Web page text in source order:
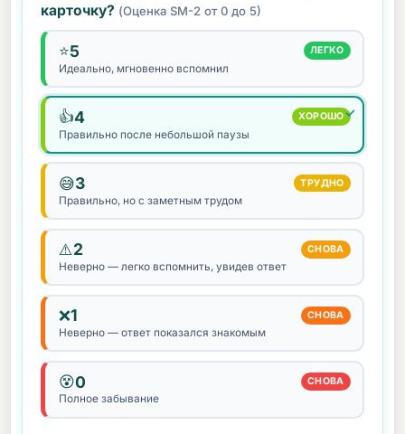
карточку? (Оценка SM-2 от 0 до 5)
⭐5 ЛЕГКО
Идеально, мгновенно вспомнил
👍4 ХОРОШО
Правильно после небольшой паузы
😅3 ТРУДНО
Правильно, но с заметным трудом
⚠️2 СНОВА
Неверно — легко вспомнить, увидев ответ
❌1 СНОВА
Неверно — ответ показался знакомым
😵0 СНОВА
Полное забывание